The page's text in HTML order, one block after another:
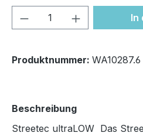
Produkt Anzahl: In
Produktnummer: WA10287.6
Beschreibung
Streetec ultraLOW Das